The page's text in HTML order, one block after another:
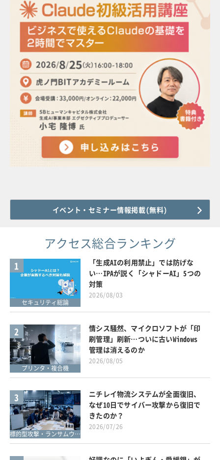
イベント・セミナー情報掲載(無料)
アクセス総合ランキング
1
セキュリティ総論
「生成AIの利用禁止」では防げな
い…IPAが説く「シャドーAI」5つの
対策
2026/08/03
2
プリンタ・複合機
情シス騒然、マイクロソフトが「印
刷管理」刷新…ついに古いWindows
管理は消えるのか
2026/08/05
3
標的型攻撃・ランサムウェア対策
ニチレイ物流システムが全面復旧、
なぜ10日でサイバー攻撃から復旧で
きたのか？
2026/07/26